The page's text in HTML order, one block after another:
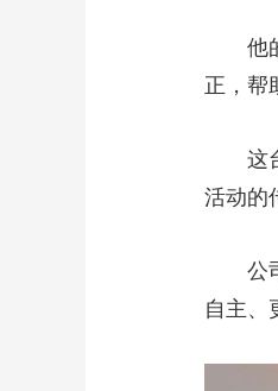
大国
他的
正，帮
这台
活动的
公司
自主、